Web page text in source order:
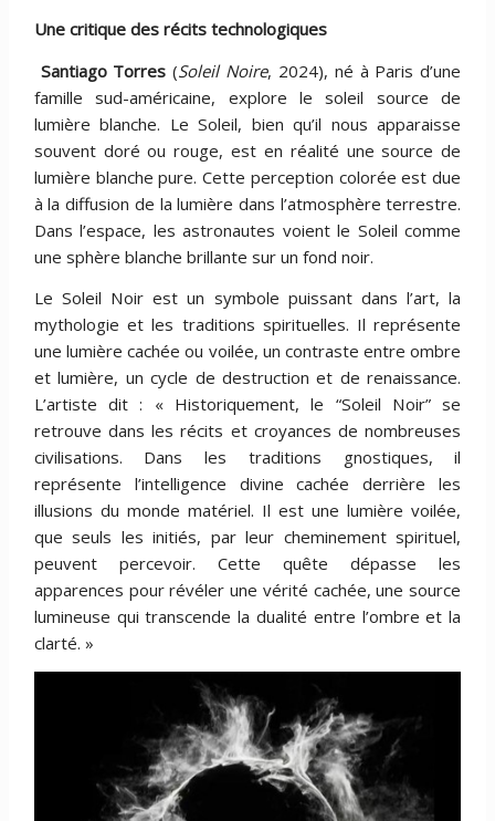
Une critique des récits technologiques
Santiago Torres (Soleil Noire, 2024), né à Paris d’une
famille sud-américaine, explore le soleil source de
lumière blanche. Le Soleil, bien qu’il nous apparaisse
souvent doré ou rouge, est en réalité une source de
lumière blanche pure. Cette perception colorée est due
à la diffusion de la lumière dans l’atmosphère terrestre.
Dans l’espace, les astronautes voient le Soleil comme
une sphère blanche brillante sur un fond noir.
Le Soleil Noir est un symbole puissant dans l’art, la
mythologie et les traditions spirituelles. Il représente
une lumière cachée ou voilée, un contraste entre ombre
et lumière, un cycle de destruction et de renaissance.
L’artiste dit : « Historiquement, le “Soleil Noir” se
retrouve dans les récits et croyances de nombreuses
civilisations. Dans les traditions gnostiques, il
représente l’intelligence divine cachée derrière les
illusions du monde matériel. Il est une lumière voilée,
que seuls les initiés, par leur cheminement spirituel,
peuvent percevoir. Cette quête dépasse les
apparences pour révéler une vérité cachée, une source
lumineuse qui transcende la dualité entre l’ombre et la
clarté. »